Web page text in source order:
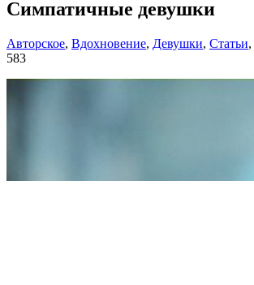
Симпатичные девушки
Авторское, Вдохновение, Девушки, Статьи,
583